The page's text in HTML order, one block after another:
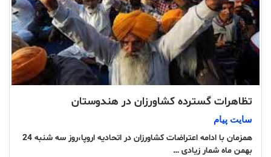
تظاهرات گسترده کشاورزان در هندوستان
سایت پیام
همزمان با ادامه اعتراضات کشاورزان در اتحادیه اروپا،روز سه شنبه 24
بهمن ماه شمار زیادی …